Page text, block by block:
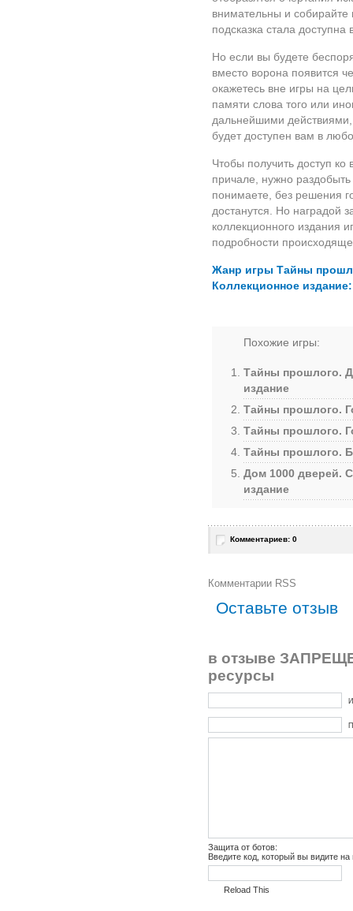
внимательны и собирайте
подсказка стала
Но если вы будете
вместо ворона появится
окажетесь вне игры на
памяти слова того или
дальнейшими
будет доступен вам в
Чтобы получить доступ
причале, нужно
понимаете, без решения
достанутся. Но наградой
коллекционного издания
подробности
Жанр игры Тайны
Коллекционное
Похожие игры:
Тайны прошлого.
издание
Тайны прошлого.
Тайны прошлого.
Тайны прошлого.
Дом 1000 дверей.
издание
Комментариев: 0
Комментарии RSS
Оставьте отзыв
в отзыве
ресурсы
Защита от ботов:
Введите код, который вы видите
Reload This